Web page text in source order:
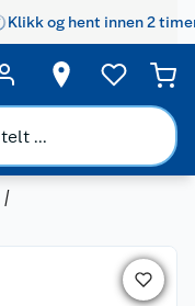
Klikk og hent innen 2